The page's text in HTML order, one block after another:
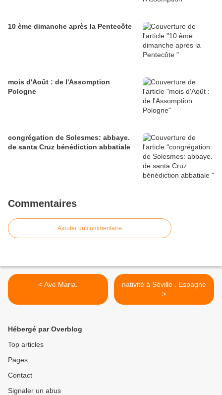
10 ème dimanche après la Pentecôte
mois d'Août : de l'Assomption
Pologne
congrégation de Solesmes: abbaye.
de santa Cruz bénédiction abbatiale
Commentaires
Ajouter un commentaire
< Ave Maria.
nativité à Séville . Espagne
>
Hébergé par Overblog
Top articles
Pages
Contact
Signaler un abus